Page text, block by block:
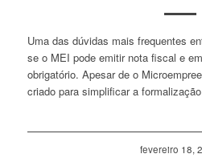
Uma das dúvidas mais frequentes
se o MEI pode emitir nota fiscal e
obrigatório. Apesar de o
criado para simplificar a
fevereiro 18,